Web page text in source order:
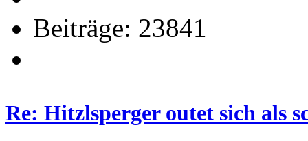
Beiträge: 23841
Re: Hitzlsperger outet sich als